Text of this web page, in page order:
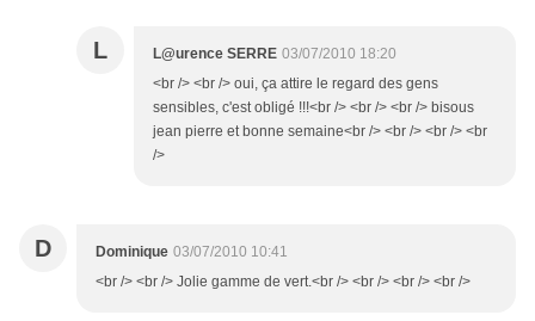
L L@urence SERRE 03/07/2010 18:20
<br /> <br /> oui, ça attire le regard des gens
sensibles, c'est obligé !!!<br /> <br /> <br /> bisous
jean pierre et bonne semaine<br /> <br /> <br /> <br
/>
D Dominique 03/07/2010 10:41
<br /> <br /> Jolie gamme de vert.<br /> <br /> <br /> <br />